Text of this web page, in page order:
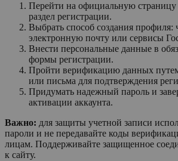
Перейти на официальную страницу
раздел регистрации.
Выбрать способ создания профиля:
электронную почту или сервисы
Внести персональные данные в
формы регистрации.
Пройти верификацию данных
или письма для подтверждения
Придумать надежный пароль и
активации аккаунта.
Важно: для защиты учетной записи
пароли и не передавайте коды
лицам. Поддерживайте защищенное
к сайту.